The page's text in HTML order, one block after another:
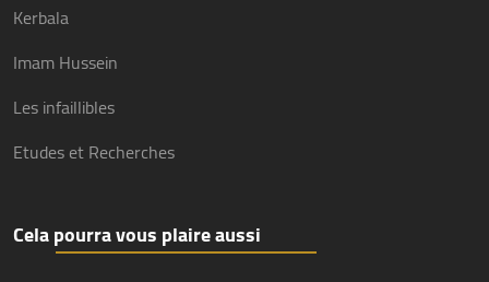
Kerbala
Imam Hussein
Les infaillibles
Etudes et Recherches
Cela pourra vous plaire aussi